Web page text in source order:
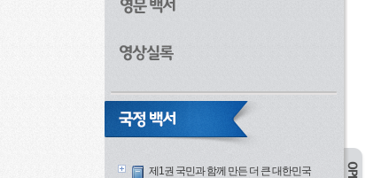
제1권 국민과 함께 만든 더 큰 대한민국